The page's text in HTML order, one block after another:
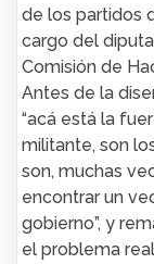
de los partidos
cargo del
Comisión de
Antes de la
“acá está la
militante, son
son, muchas
encontrar un
gobierno”, y
el problema